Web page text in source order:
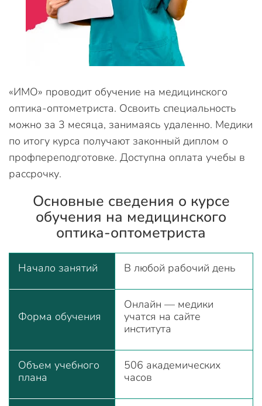
«ИМО» проводит обучение на медицинского
оптика-оптометриста. Освоить специальность
можно за 3 месяца, занимаясь удаленно. Медики
по итогу курса получают законный диплом о
профпереподготовке. Доступна оплата учебы в
рассрочку.
Основные сведения о курсе
обучения на медицинского
оптика-оптометриста
Начало занятий В любой рабочий день
Форма обучения
Онлайн — медики
учатся на сайте
института
Объем учебного
плана
506 академических
часов